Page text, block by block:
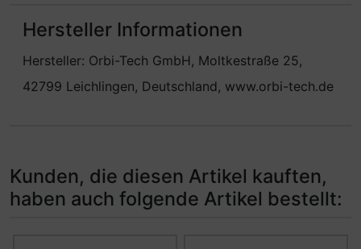
Hersteller Informationen
Hersteller: Orbi-Tech GmbH, Moltkestraße 25,
42799 Leichlingen, Deutschland, www.orbi-tech.de
Kunden, die diesen Artikel kauften,
haben auch folgende Artikel bestellt: